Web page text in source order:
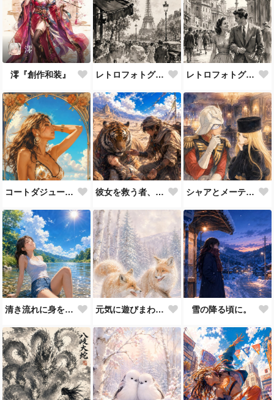
澪
澪『創作和装』 レトロフォトグラフStyle⑵ レトロフォトグラフStyle⑴
コートダジュールの夏 彼女を救う者、見定める者 シャアとメーテル （ファンアート）
清き流れに身を任せ 元気に遊びまわるキタキツネ兄弟 雪の降る頃に。